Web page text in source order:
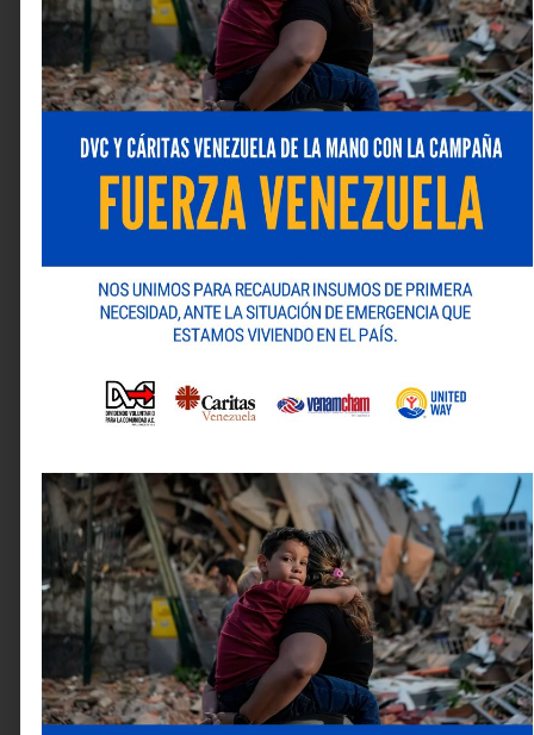
TECNOLOGÍA
La solución que devolverá la
conectividad internacional a
Venezuela, está cada vez más cerca.
Los equipos especializados a bordo del
Wave Sentinel, continúan avanzando
en la recuperación del cable submarino
de Cirion en Venezuela
julio 22, 2026